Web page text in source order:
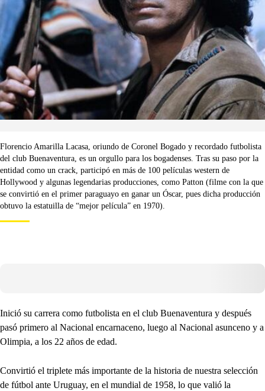
Florencio Amarilla Lacasa, oriundo de Coronel Bogado y recordado futbolista
del club Buenaventura, es un orgullo para los bogadenses. Tras su paso por la
entidad como un crack, participó en más de 100 películas western de
Hollywood y algunas legendarias producciones, como Patton (filme con la que
se convirtió en el primer paraguayo en ganar un Óscar, pues dicha producción
obtuvo la estatuilla de “mejor película” en 1970).
Inició su carrera como futbolista en el club Buenaventura y después
pasó primero al Nacional encarnaceno, luego al Nacional asunceno y a
Olimpia, a los 22 años de edad.
Convirtió el triplete más importante de la historia de nuestra selección
de fútbol ante Uruguay, en el mundial de 1958, lo que valió la